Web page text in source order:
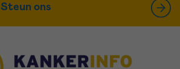
Steun ons